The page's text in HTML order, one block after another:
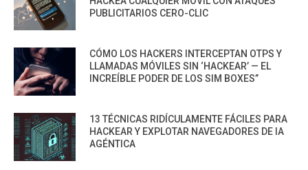
PUBLICITARIOS CERO-CLIC
CÓMO LOS HACKERS INTERCEPTAN OTPS Y
LLAMADAS MÓVILES SIN ‘HACKEAR’ — EL
INCREÍBLE PODER DE LOS SIM BOXES”
13 TÉCNICAS RIDÍCULAMENTE FÁCILES PARA
HACKEAR Y EXPLOTAR NAVEGADORES DE IA
AGÉNTICA